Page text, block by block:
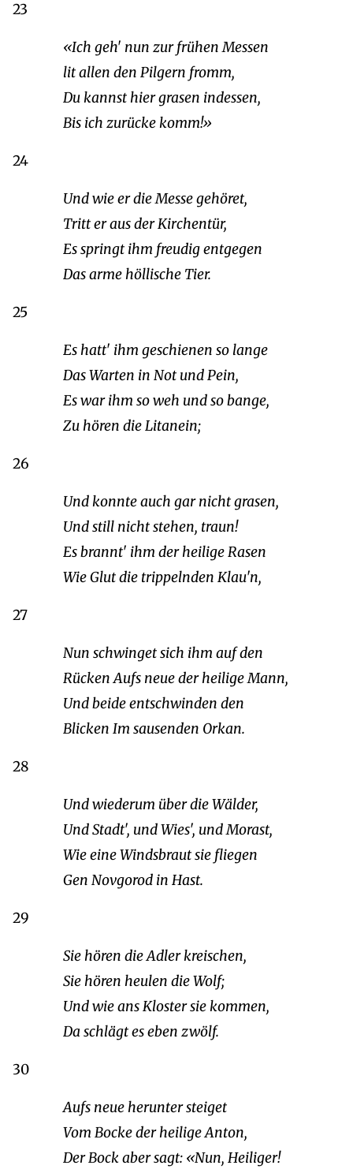
23
«Ich geh' nun zur frühen Messen
lit allen den Pilgern fromm,
Du kannst hier grasen indessen,
Bis ich zurücke komm!»
24
Und wie er die Messe gehöret,
Tritt er aus der Kirchentür,
Es springt ihm freudig entgegen
Das arme höllische Tier.
25
Es hatt' ihm geschienen so lange
Das Warten in Not und Pein,
Es war ihm so weh und so bange,
Zu hören die Litanein;
26
Und konnte auch gar nicht grasen,
Und still nicht stehen, traun!
Es brannt' ihm der heilige Rasen
Wie Glut die trippelnden Klau'n,
27
Nun schwinget sich ihm auf den
Rücken Aufs neue der heilige Mann,
Und beide entschwinden den
Blicken Im sausenden Orkan.
28
Und wiederum über die Wälder,
Und Stadt', und Wies', und Morast,
Wie eine Windsbraut sie fliegen
Gen Novgorod in Hast.
29
Sie hören die Adler kreischen,
Sie hören heulen die Wolf;
Und wie ans Kloster sie kommen,
Da schlägt es eben zwölf.
30
Aufs neue herunter steiget
Vom Bocke der heilige Anton,
Der Bock aber sagt: «Nun, Heiliger!